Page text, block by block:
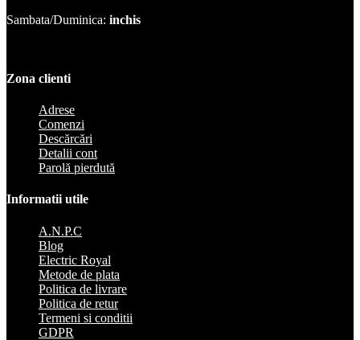
Sambata/Duminica: inchis
Zona clienti
Adrese
Comenzi
Descărcări
Detalii cont
Parolă pierdută
Informatii utile
A.N.P.C
Blog
Electric Royal
Metode de plata
Politica de livrare
Politica de retur
Termeni si conditii
GDPR